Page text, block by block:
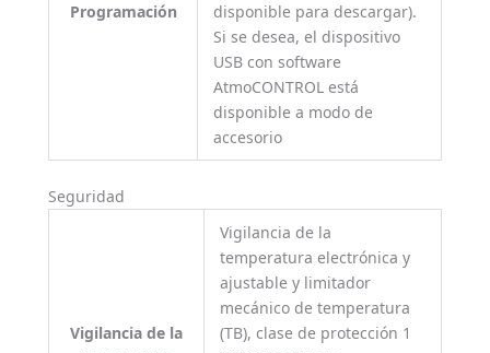
Programación
disponible para descargar).
Si se desea, el dispositivo
USB con software
AtmoCONTROL está
disponible a modo de
accesorio
Seguridad
Vigilancia de la
Vigilancia de la
temperatura electrónica y
ajustable y limitador
mecánico de temperatura
(TB), clase de protección 1